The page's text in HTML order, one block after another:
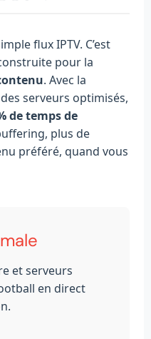
flux IPTV. C’est
pour la
. Avec la
serveurs optimisés,
de temps de
plus de
préféré, quand vous
et serveurs
en direct